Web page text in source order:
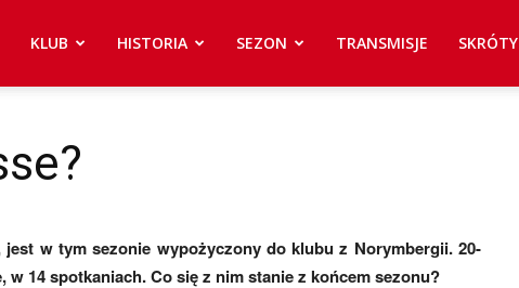
KLUB HISTORIA SEZON TRANSMISJE SKRÓTY
jest w tym sezonie wypożyczony do klubu z Norymbergii. 20-
w 14 spotkaniach. Co się z nim stanie z końcem sezonu?